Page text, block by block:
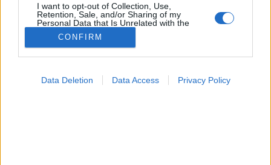
I want to opt-out of Collection, Use,
Retention, Sale, and/or Sharing of my
Personal Data that Is Unrelated with the
Purposes for which it was collected.
Opted Out
I want to allow Google to enable storage
CONFIRM
Data Deletion Data Access Privacy Policy